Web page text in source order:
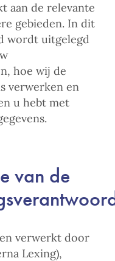
aan de relevante
gebieden. In dit
wordt uitgelegd
hoe wij de
verwerken en
u hebt met
van de
verwerkt door
Lexing),